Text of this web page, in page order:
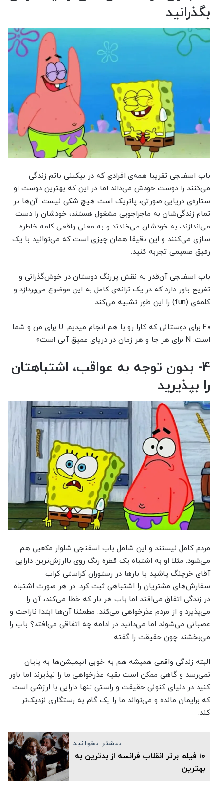
بگذرانید
باب اسفنجی تقریبا همه‌ی افرادی که در بیکینی باتم زندگی
می‌کنند را دوست خودش می‌داند اما در این که بهترین دوست او
ستاره‌ی دریایی صورتی، پاتریک است هیچ شکی نیست. آن‌ها در
تمام زندگی‌شان به ماجراجویی مشغول هستند، خودشان را دست
می‌اندازند، به خودشان می‌خندند و به معنی واقعی کلمه خاطره
سازی می‌کنند و این دقیقا همان چیزی است که می‌توانید با یک
رفیق صمیمی تجربه کنید.
باب اسفنجی آن‌قدر به نقش پررنگ دوستان در خوش‌گذرانی و
تفریح باور دارد که در یک ترانه‌ی کامل به این موضوع می‌پردازد و
کلمه‌ی (fun) را این طور تشبیه می‌کند:
«F برای دوستانی که کارا رو با هم انجام میدیم. U برای من و شما
است. N برای هر جا و هر زمان در دریای عمیق آبی است»
۴- بدون توجه به عواقب، اشتباهتان
را بپذیرید
مردم کامل نیستند و این شامل باب اسفنجی شلوار مکعبی هم
می‌شود. مثلا او به اشتباه یک قطره رنگ روی باارزش‌ترین دارایی
آقای خرچنگ پاشید یا بارها در رستوران کراستی کراب
سفارش‌های مشتریان را اشتباهی ثبت کرد. در هر صورت اشتباه
در زندگی اتفاق می‌افتد اما باب هر بار که خطا می‌کند، آن را
می‌پذیرد و از مردم عذرخواهی می‌کند. مطمئنا آن‌ها ابتدا ناراحت و
عصبانی می‌شوند اما می‌دانید در ادامه چه اتفاقی می‌افتد؟ باب را
می‌بخشند چون حقیقت را گفته.
البته زندگی واقعی همیشه هم به خوبی انیمیشن‌ها به پایان
نمی‌رسد و گاهی ممکن است بقیه عذرخواهی ما را نپذیرند اما باور
کنید در دنیای کنونی حقیقت و راستی تنها دارایی با ارزشی است
که برایمان مانده و می‌تواند ما را یک گام به رستگاری نزدیک‌تر
کند.
بیشتر بخوانید
۱۰ فیلم برتر انقلاب فرانسه از بدترین به
بهترین